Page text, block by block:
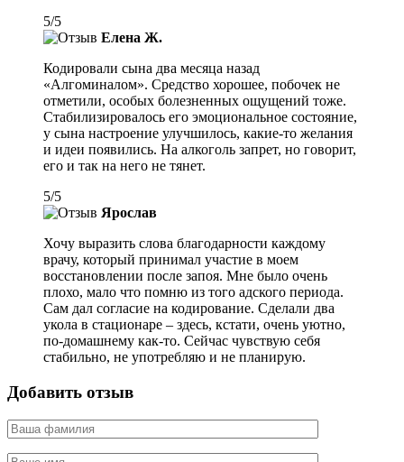
5/5
Елена Ж.
Кодировали сына два месяца назад
«Алгоминалом». Средство хорошее, побочек не
отметили, особых болезненных ощущений тоже.
Стабилизировалось его эмоциональное состояние,
у сына настроение улучшилось, какие-то желания
и идеи появились. На алкоголь запрет, но говорит,
его и так на него не тянет.
5/5
Ярослав
Хочу выразить слова благодарности каждому
врачу, который принимал участие в моем
восстановлении после запоя. Мне было очень
плохо, мало что помню из того адского периода.
Сам дал согласие на кодирование. Сделали два
укола в стационаре – здесь, кстати, очень уютно,
по-домашнему как-то. Сейчас чувствую себя
стабильно, не употребляю и не планирую.
Добавить отзыв